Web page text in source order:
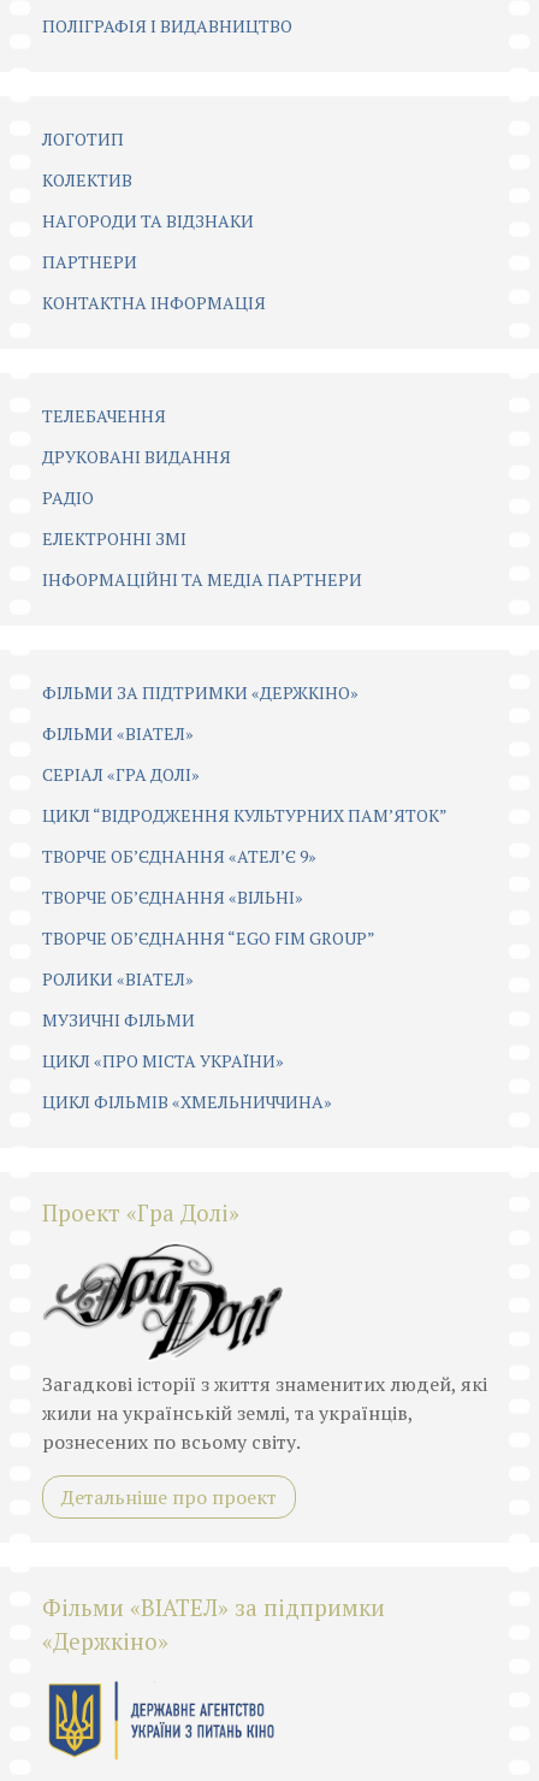
ПОЛІГРАФІЯ І ВИДАВНИЦТВО
ЛОГОТИП
КОЛЕКТИВ
НАГОРОДИ ТА ВІДЗНАКИ
ПАРТНЕРИ
КОНТАКТНА ІНФОРМАЦІЯ
ТЕЛЕБАЧЕННЯ
ДРУКОВАНІ ВИДАННЯ
РАДІО
ЕЛЕКТРОННІ ЗМІ
ІНФОРМАЦІЙНІ ТА МЕДІА ПАРТНЕРИ
ФІЛЬМИ ЗА ПІДТРИМКИ «ДЕРЖКІНО»
ФІЛЬМИ «ВІАТЕЛ»
СЕРІАЛ «ГРА ДОЛІ»
ЦИКЛ “ВІДРОДЖЕННЯ КУЛЬТУРНИХ ПАМ’ЯТОК”
ТВОРЧЕ ОБ’ЄДНАННЯ «АТЕЛ’Є 9»
ТВОРЧЕ ОБ’ЄДНАННЯ «ВІЛЬНІ»
ТВОРЧЕ ОБ’ЄДНАННЯ “EGO FIM GROUP”
РОЛИКИ «ВІАТЕЛ»
МУЗИЧНІ ФІЛЬМИ
ЦИКЛ «ПРО МІСТА УКРАЇНИ»
ЦИКЛ ФІЛЬМІВ «ХМЕЛЬНИЧЧИНА»
Проект «Гра Долі»
Загадкові історії з життя знаменитих людей, які
жили на українській землі, та українців,
рознесених по всьому світу.
Детальніше про проект
Фільми «ВІАТЕЛ» за підпримки
«Держкіно»